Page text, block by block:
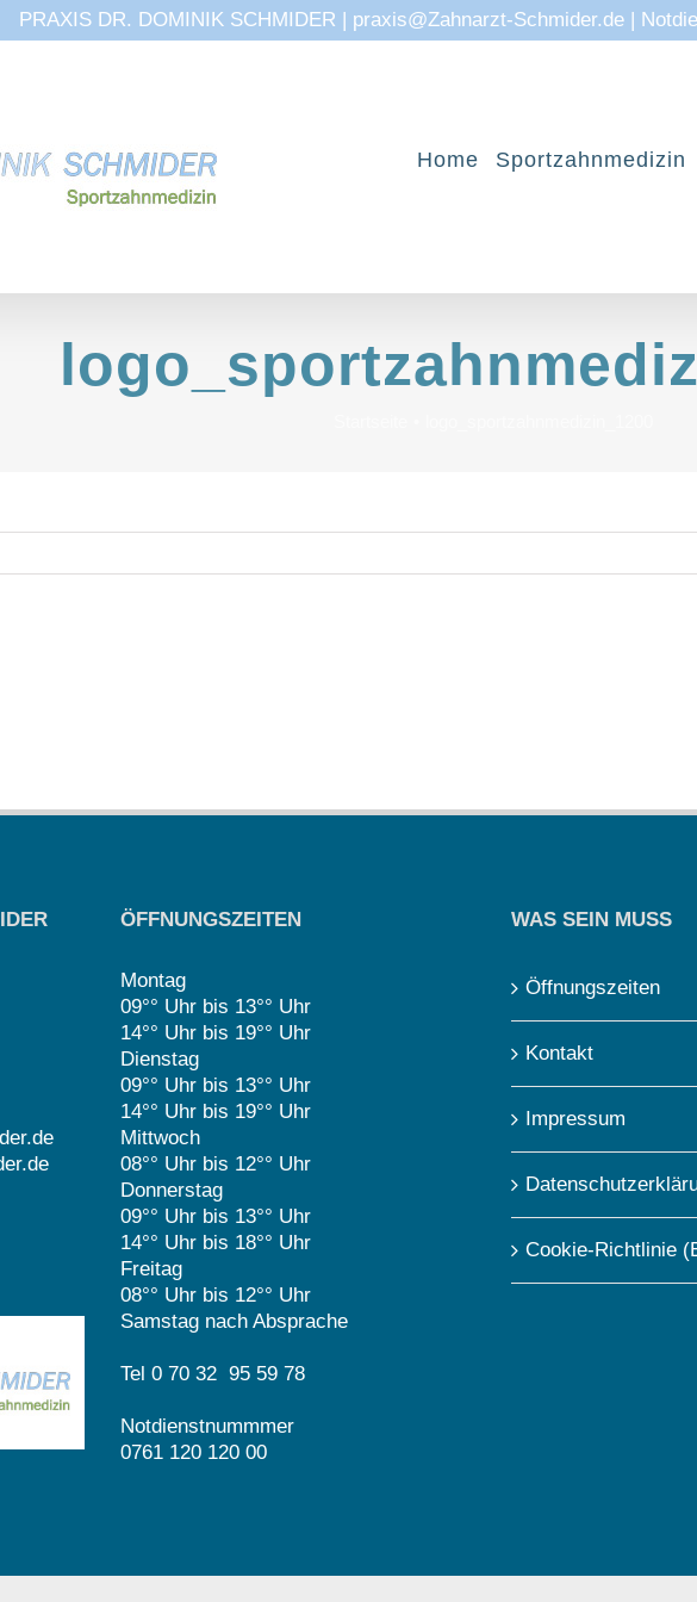
PRAXIS DR. DOMINIK SCHMIDER | praxis@Zahnarzt-Schmider.de |
Home Sportzahnmedizin
ÖFFNUNGSZEITEN
Montag
09°° Uhr bis 13°° Uhr
14°° Uhr bis 19°° Uhr
Dienstag
09°° Uhr bis 13°° Uhr
14°° Uhr bis 19°° Uhr
Mittwoch
08°° Uhr bis 12°° Uhr
Donnerstag
09°° Uhr bis 13°° Uhr
14°° Uhr bis 18°° Uhr
Freitag
08°° Uhr bis 12°° Uhr
Samstag nach Absprache
Tel 0 70 32 95 59 78
Notdienstnummmer
0761 120 120 00
WAS SEIN MUSS
Öffnungszeiten
Kontakt
Impressum
Cookie-Richtlinie